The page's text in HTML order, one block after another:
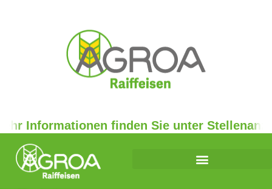
Informationen finden Sie unter